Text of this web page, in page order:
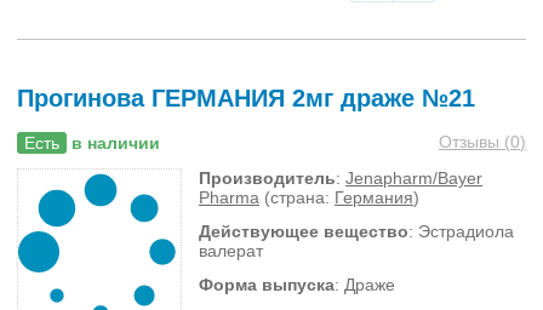
Прогинова ГЕРМАНИЯ 2мг драже №21
Есть в наличии Отзывы (0)
Производитель: Jenapharm/Bayer
Pharma (страна: Германия)
Действующее вещество: Эстрадиола
валерат
Форма выпуска: Драже